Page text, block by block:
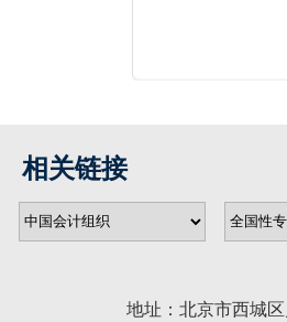
相关链接
地址：北京市西城